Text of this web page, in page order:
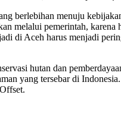
berlebihan menuju
melalui pemerintah,
di Aceh harus menjadi
hutan dan
yang tersebar di